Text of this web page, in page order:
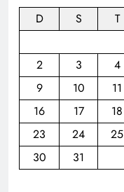
D
S T
2
3 4
9
10 11
16
17 18
23
24 25
30
31